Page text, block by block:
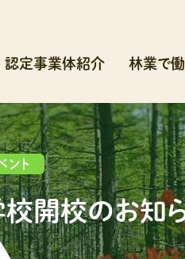
認定事業体紹介 林業で
ント
開校のお知